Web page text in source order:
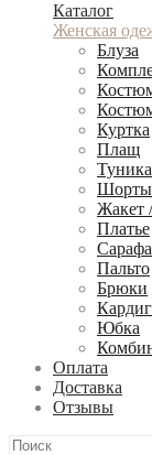
Каталог
Женская
Блуза
Куртка
Плащ
Туника
Шорты
Жакет
Платье
Пальто
Брюки
Юбка
Оплата
Доставка
Отзывы